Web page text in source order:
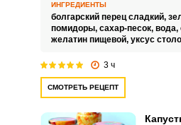
ИНГРЕДИЕНТЫ
болгарский перец сладкий,
помидоры, сахар-песок, вода,
желатин пищевой, уксус
3 ч
СМОТРЕТЬ РЕЦЕПТ